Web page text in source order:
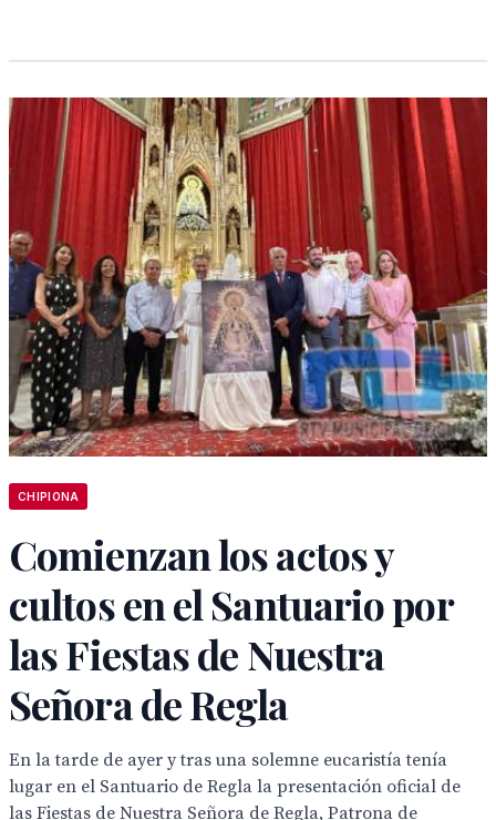
CHIPIONA
Comienzan los actos y
cultos en el Santuario por
las Fiestas de Nuestra
Señora de Regla
En la tarde de ayer y tras una solemne eucaristía tenía
lugar en el Santuario de Regla la presentación oficial de
las Fiestas de Nuestra Señora de Regla, Patrona de